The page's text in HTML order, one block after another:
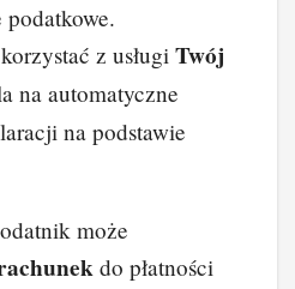
podatkowe.
z usługi Twój
na automatyczne
na podstawie
może
do płatności